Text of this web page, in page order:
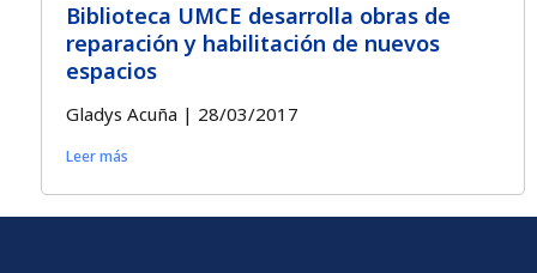
Biblioteca UMCE desarrolla obras de
reparación y habilitación de nuevos
espacios
Gladys Acuña 28/03/2017
Leer más